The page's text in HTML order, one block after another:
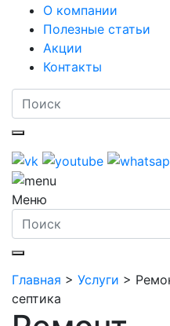
О компании
Полезные статьи
Акции
Контакты
Меню
Главная > Услуги >
септика